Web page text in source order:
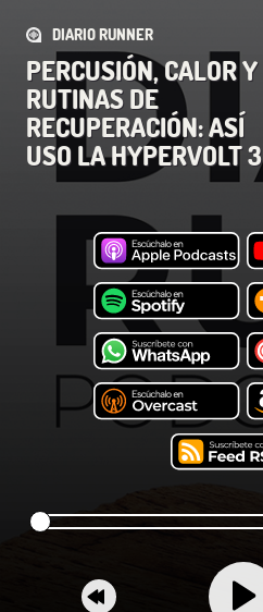
DIARIO RUNNER
PERCUSIÓN, CALOR Y
RUTINAS DE
RECUPERACIÓN: ASÍ
USO LA HYPERVOLT 3